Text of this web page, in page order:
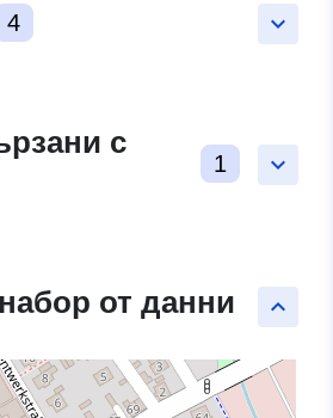
keyboard_arrow_down
4
keyboard_arrow_down
с
1
keyboard_arrow_up
от данни